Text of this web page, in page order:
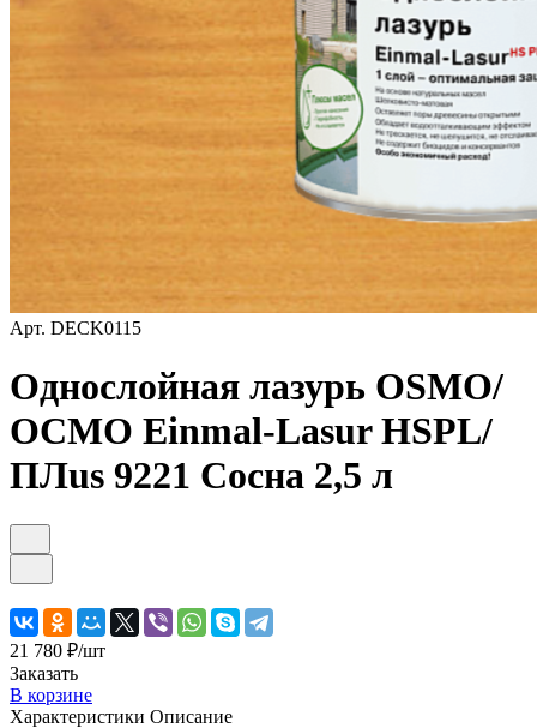
Арт. DECK0115
Однослойная лазурь OSMO/
ОСМО Einmal-Lasur HSPL/
ПЛus 9221 Сосна 2,5 л
21 780 ₽/шт
Заказать
В корзине
Характеристики Описание